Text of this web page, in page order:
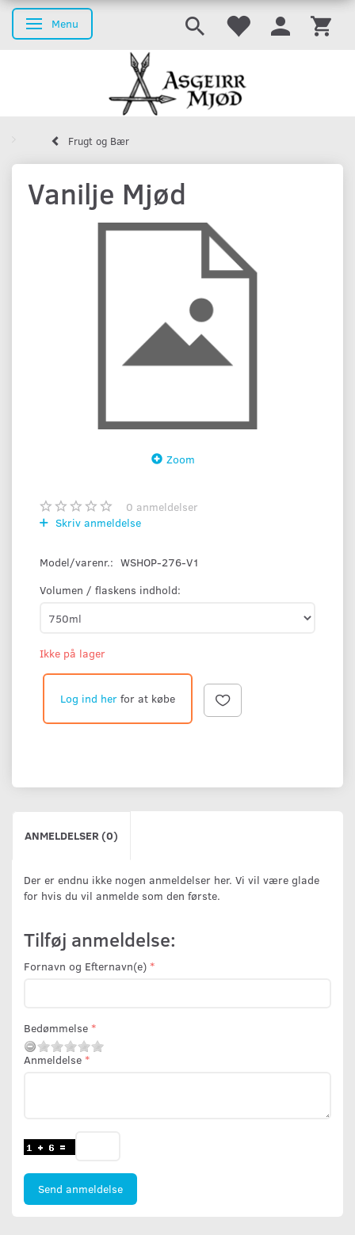
Skifte navigation
Menu
Frugt og Bær
Vanilje Mjød
Zoom
0 anmeldelser
Skriv anmeldelse
Model/varenr.: WSHOP-276-V1
Volumen / flaskens indhold:
Ikke på lager
Log ind her for at købe
ANMELDELSER (0)
Der er endnu ikke nogen anmeldelser her. Vi vil være glade
for hvis du vil anmelde som den første.
Tilføj anmeldelse:
Fornavn og Efternavn(e)
Bedømmelse
Anmeldelse
Send anmeldelse